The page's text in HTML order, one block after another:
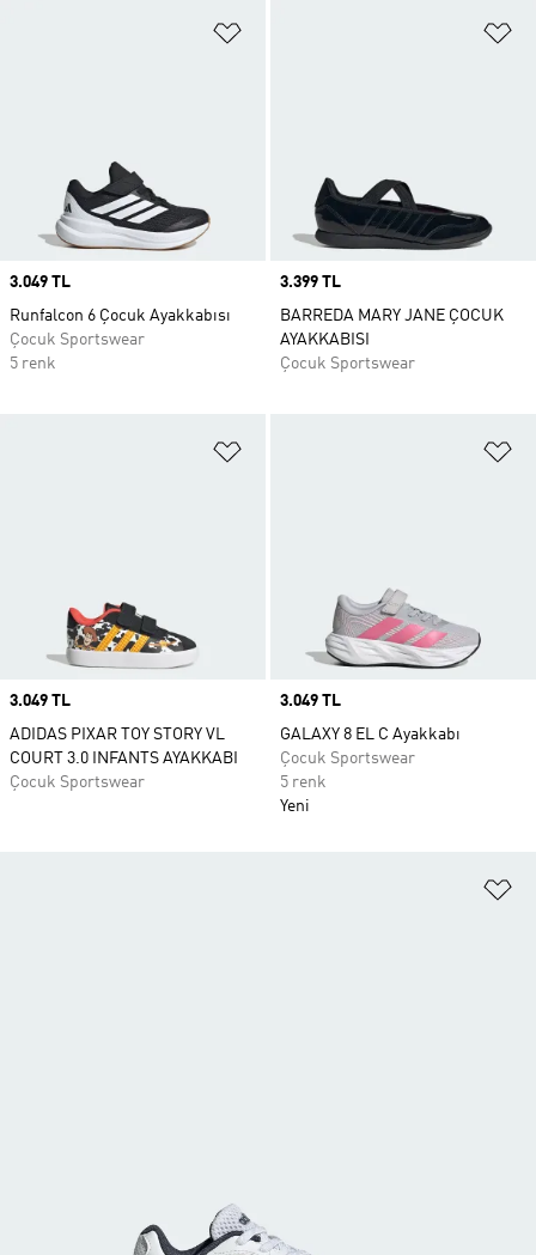
Price
3.049 TL
Runfalcon 6 Çocuk Ayakkabısı
Çocuk Sportswear
5 renk
Price
3.399 TL
BARREDA MARY JANE ÇOCUK
AYAKKABISI
Çocuk Sportswear
Price
3.049 TL
ADIDAS PIXAR TOY STORY VL
COURT 3.0 INFANTS AYAKKABI
Çocuk Sportswear
Price
3.049 TL
GALAXY 8 EL C Ayakkabı
Çocuk Sportswear
5 renk
Yeni